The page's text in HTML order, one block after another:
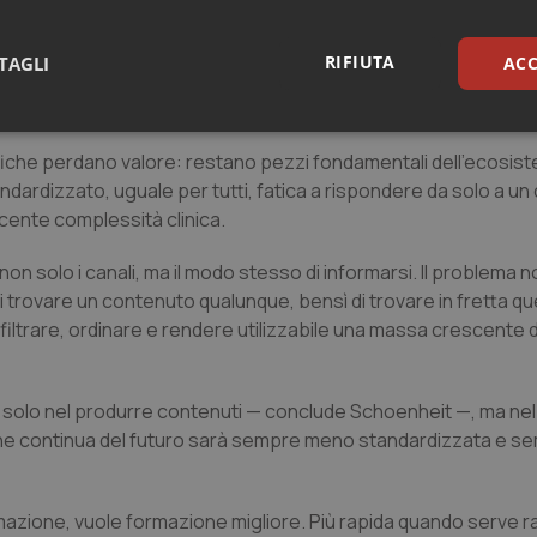
tradizionale, ma strumenti rapidi, selezionati e
lavorativa, con un carico cognitivo sostenibile.
perdano valore: restano pezzi fondamentali
uguale per tutti, fatica a rispondere da solo a
complessità clinica.
solo i canali, ma il modo stesso di informarsi. Il problema
un contenuto qualunque, bensì di trovare in fretta
ordinare e rendere utilizzabile una massa crescente
nel produrre contenuti — conclude Schoenheit —, ma
continua del futuro sarà sempre meno standardizzata e
vuole formazione migliore. Più rapida quando serve
RIFIUTA
Statistici
Necessari Statistici Marketing
a rendere fruibile il sito web abilitandone funzionalità di base quali la
Fornitore Dominio Scadenza
Descrizione
YouTube
5 mesi 4
settimane
Questo cookie viene utilizzato
scelte di consenso e privacy
preferenze siano onorate nelle